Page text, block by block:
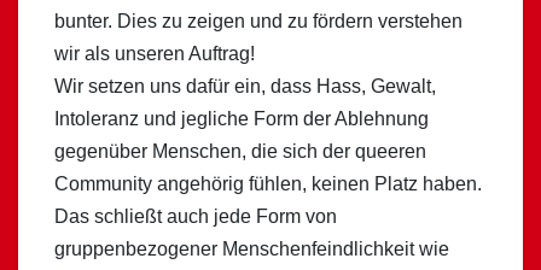
bunter. Dies zu zeigen und zu fördern verstehen
wir als unseren Auftrag!
Wir setzen uns dafür ein, dass Hass, Gewalt,
Intoleranz und jegliche Form der Ablehnung
gegenüber Menschen, die sich der queeren
Community angehörig fühlen, keinen Platz haben.
Das schließt auch jede Form von
gruppenbezogener Menschenfeindlichkeit wie